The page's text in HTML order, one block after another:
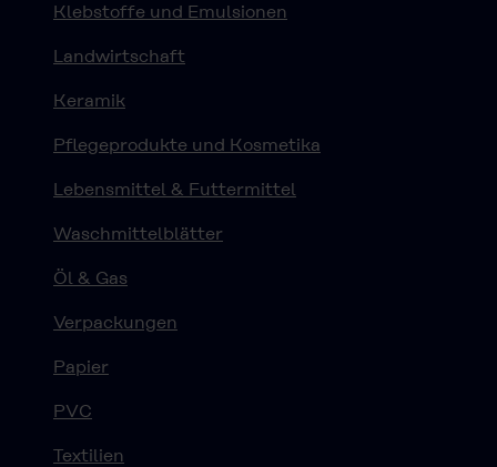
Klebstoffe und Emulsionen
Landwirtschaft
Keramik
Pflegeprodukte und Kosmetika
Lebensmittel & Futtermittel
Waschmittelblätter
Öl & Gas
Verpackungen
Papier
PVC
Textilien